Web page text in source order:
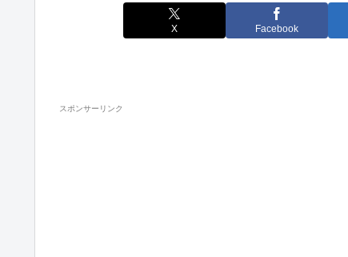
X Facebook
スポンサーリンク